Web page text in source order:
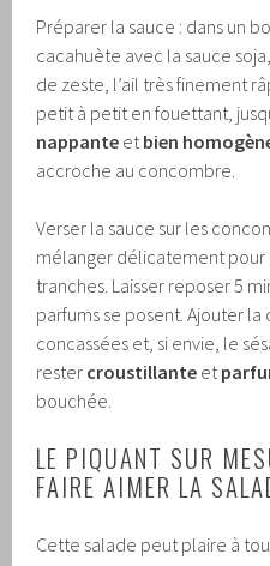
Préparer la sauce : dans un
cacahuète avec la sauce
de zeste, l’ail très finement
petit à petit en fouettant,
nappante etbien
accroche au concombre.
Verser la sauce sur les
mélanger délicatement pour
tranches. Laisser reposer 5
parfums se posent. Ajouter
concassées et, si envie, le
rester croustillante et
bouchée.
LE PIQUANT SUR
FAIRE AIMER LA
Cette salade peut plaire à